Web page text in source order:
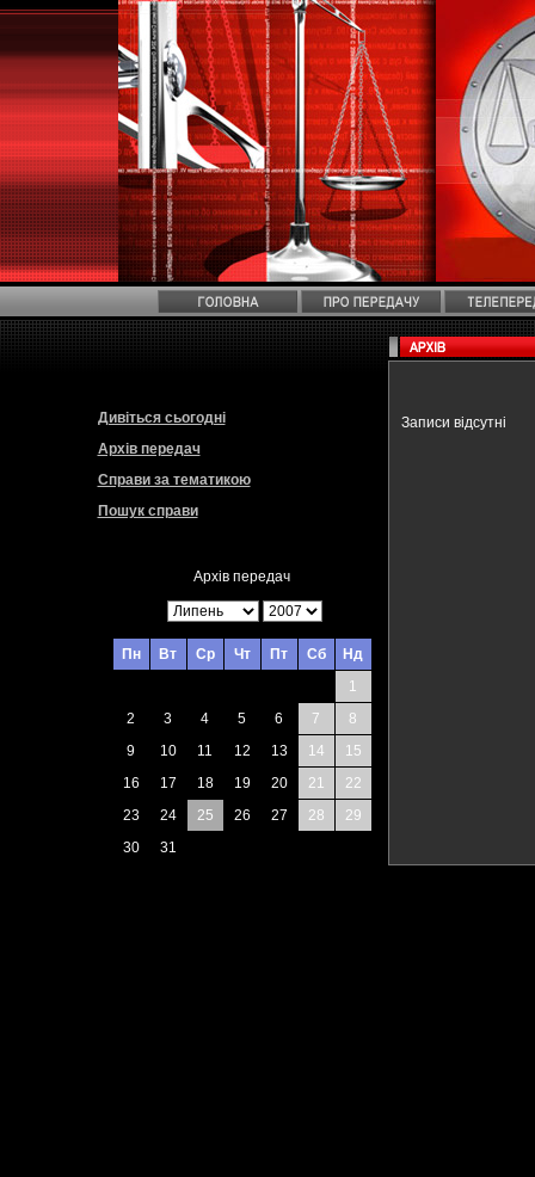
Дивіться сьогодні
Архів передач
Справи за тематикою
Пошук справи
Архів передач
Пн Вт Ср Чт Пт Сб
Нд
1
2
3 4 5 6 7
8
9
10 11 12 13 14
15
16
17 18 19 20 21
22
23
24 25 26 27 28
29
30
31
Записи відсутні